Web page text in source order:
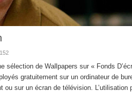
152
sélection de Wallpapers sur « Fonds
gratuitement sur un ordinateur de
sur un écran de télévision. L’utilisation